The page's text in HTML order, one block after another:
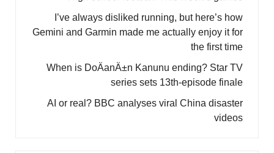
I’ve always disliked running, but here’s how
Gemini and Garmin made me actually enjoy it for
the first time
When is DoÄanÄ±n Kanunu ending? Star TV
series sets 13th-episode finale
AI or real? BBC analyses viral China disaster
videos